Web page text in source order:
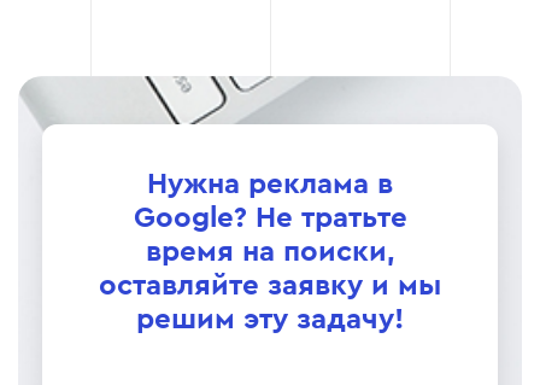
Нужна реклама в
Google? Не тратьте
время на поиски,
оставляйте заявку и мы
решим эту задачу!